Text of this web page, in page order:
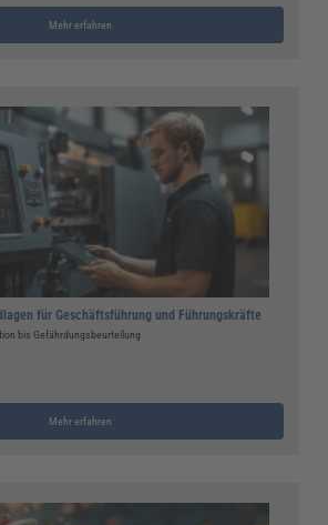
Mehr erfahren
für Geschäftsführung und Führungskräfte
bis Gefährdungsbeurteilung
Mehr erfahren